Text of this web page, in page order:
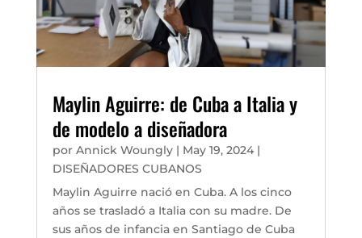
Maylin Aguirre: de Cuba a Italia y
de modelo a diseñadora
por Annick Woungly| May 19, 2024|
DISEÑADORES CUBANOS
Maylin Aguirre nació en Cuba. A los cinco
años se trasladó a Italia con su madre. De
sus años de infancia en Santiago de Cuba